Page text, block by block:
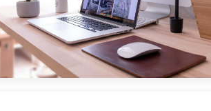
惰、不愿配置 Skill 或 Codex，认知渠
入既不会用 AI 也不会手动实操的摆烂
个人经历，表达了对 AI 技术进步与用
的感慨。